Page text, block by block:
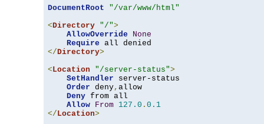
DocumentRoot
"/var/www/html"
<Directory "/">
AllowOverride
None
Require
</Directory>
<Location "/server-status">
SetHandler server-status
Order deny, allow
Deny from all
Allow From 127.0 . 0.1
</Location>